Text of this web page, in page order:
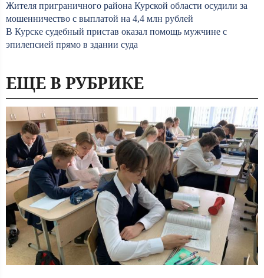
Жителя приграничного района Курской области осудили за
мошенничество с выплатой на 4,4 млн рублей
В Курске судебный пристав оказал помощь мужчине с
эпилепсией прямо в здании суда
ЕЩЕ В РУБРИКЕ